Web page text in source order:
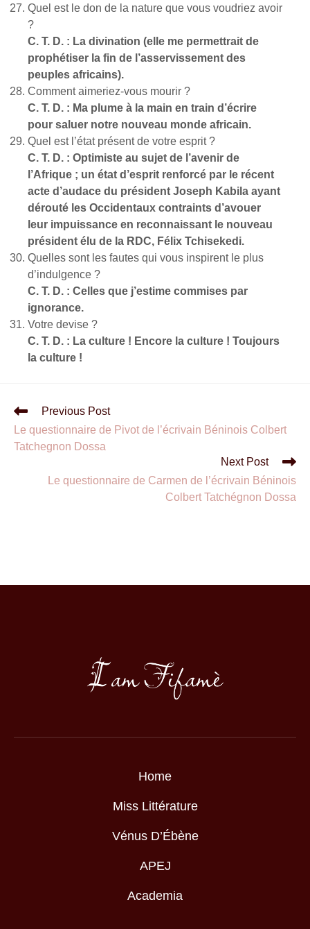
Quel est le don de la nature que vous voudriez avoir
?
C. T. D. : La divination (elle me permettrait de
prophétiser la fin de l’asservissement des
peuples africains).
Comment aimeriez-vous mourir ?
C. T. D. : Ma plume à la main en train d’écrire
pour saluer notre nouveau monde africain.
Quel est l’état présent de votre esprit ?
C. T. D. : Optimiste au sujet de l’avenir de
l’Afrique ; un état d’esprit renforcé par le récent
acte d’audace du président Joseph Kabila ayant
dérouté les Occidentaux contraints d’avouer
leur impuissance en reconnaissant le nouveau
président élu de la RDC, Félix Tchisekedi.
Quelles sont les fautes qui vous inspirent le plus
d’indulgence ?
C. T. D. : Celles que j’estime commises par
ignorance.
Votre devise ?
C. T. D. : La culture ! Encore la culture ! Toujours
la culture !
Previous Post
Le questionnaire de Pivot de l’écrivain Béninois Colbert
Tatchegnon Dossa
Next Post
Le questionnaire de Carmen de l’écrivain Béninois
Colbert Tatchégnon Dossa
Home
Miss Littérature
Vénus D’Ébène
APEJ
Academia